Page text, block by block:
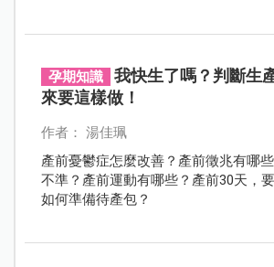
孕期知識
我快生了嗎？判斷生
來要這樣做！
作者： 湯佳珮
產前憂鬱症怎麼改善？產前徵兆有哪
不準？產前運動有哪些？產前30天，
如何準備待產包？